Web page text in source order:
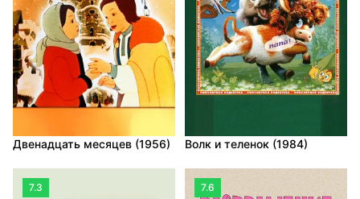
Двенадцать месяцев (1956) Волк и теленок (1984)
7.3 7.6